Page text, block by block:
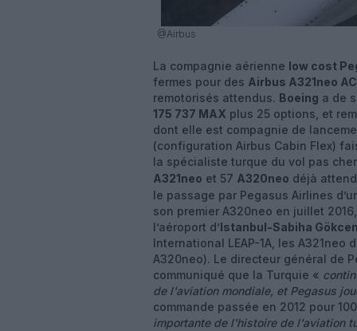
@Airbus
La compagnie aérienne low cost
fermes pour des Airbus A321neo
remotorisés attendus. Boeing a de
175 737 MAX plus 25 options, et
dont elle est compagnie de
(configuration Airbus Cabin Flex)
la spécialiste turque du vol pas
A321neo et 57 A320neo déjà
le passage par Pegasus Airlines
son premier A320neo en juillet
l’aéroport d’Istanbul-Sabiha Gökcen
International LEAP-1A, les
A320neo). Le directeur général de
communiqué que la Turquie «
de l'aviation mondiale, et Pegasus
commande passée en 2012 pour
importante de l'histoire de l'aviation